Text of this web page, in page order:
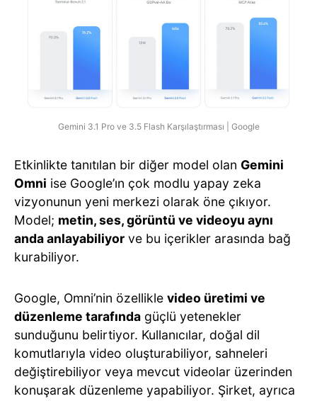
Gemini 3.1 Pro ve 3.5 Flash Karşılaştırması | Google
Etkinlikte tanıtılan bir diğer model olan Gemini
Omni ise Google’ın çok modlu yapay zeka
vizyonunun yeni merkezi olarak öne çıkıyor.
Model; metin, ses, görüntü ve videoyu aynı
anda anlayabiliyor ve bu içerikler arasında bağ
kurabiliyor.
Google, Omni’nin özellikle video üretimi ve
düzenleme tarafında güçlü yetenekler
sunduğunu belirtiyor. Kullanıcılar, doğal dil
komutlarıyla video oluşturabiliyor, sahneleri
değiştirebiliyor veya mevcut videolar üzerinden
konuşarak düzenleme yapabiliyor. Şirket, ayrıca